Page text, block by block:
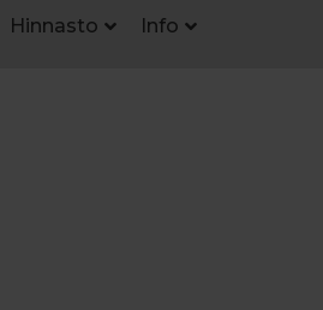
Hinnasto Info